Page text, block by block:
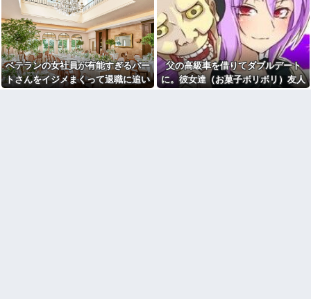
【画像】のり弁の価格、庶民
には届かなくなってしまう
一人っ子母子家庭育ちワイ(26)
無職の母親が再婚するらしくて
驚愕
【画像】付き合いたて彼女
「ごめーんちょびっツ散らかっ
てるけど上がって～！」←お前
クソにけなした
子供を外遊びさせていると。
一昨日と今日同じ女の子に話し
かけられ...
今でも「日本が世界トップ」
なものって何がある？
青雲のCMソングをちいかわの
劇中歌だと思っていた模様
ベテランの女社員が有能すぎるパー
トさんをイジメまくって退職に追い
父の高級車を借りてダブルデート
に。彼女達（お菓子ボリボリ）友人